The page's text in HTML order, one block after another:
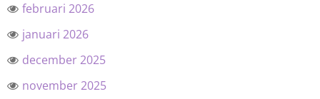
februari 2026
januari 2026
december 2025
november 2025